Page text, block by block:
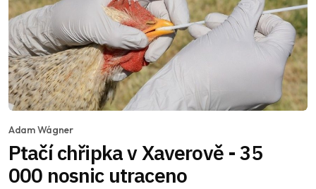
Adam Wágner
Ptačí chřipka v Xaverově - 35
000 nosnic utraceno